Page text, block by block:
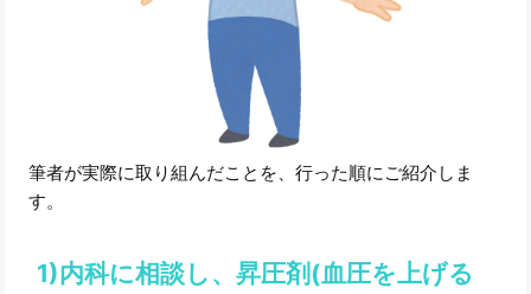
筆者が実際に取り組んだことを、行った順にご紹介しま
す。
1)内科に相談し、昇圧剤(血圧を上げる